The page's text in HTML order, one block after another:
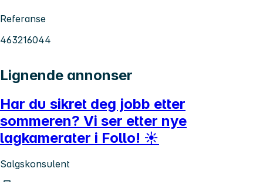
Referanse
463216044
Lignende annonser
Har du sikret deg jobb etter
sommeren? Vi ser etter nye
lagkamerater i Follo! ☀️
Salgskonsulent